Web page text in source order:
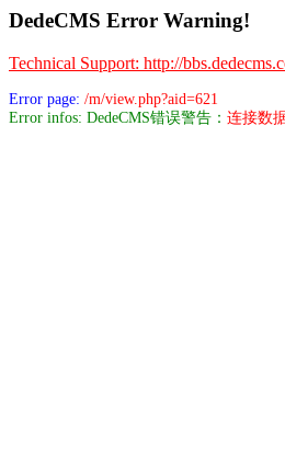
DedeCMS Error Warning!
Technical Support: http://
Error page: /m/view.php?aid=621
Error infos: DedeCMS错误警告： 连接数